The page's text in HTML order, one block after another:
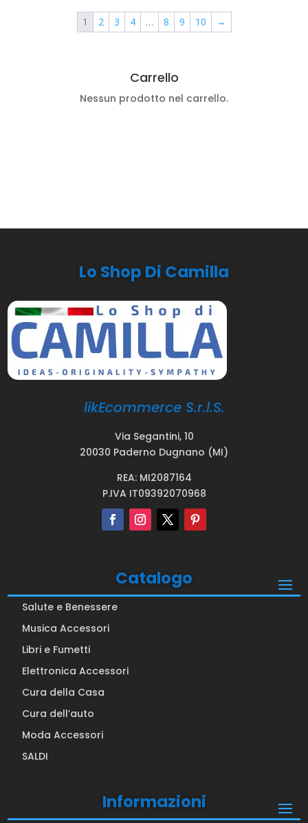
1 2 3 4 … 8 9 10 →
Carrello
Nessun prodotto nel carrello.
Lo Shop Di Camilla
likEcommerce S.r.l.S.
Via Segantini, 10
20030 Paderno Dugnano (MI)
REA: MI2087164
P.IVA IT09392070968
Catalogo
Salute e Benessere
Musica Accessori
Libri e Fumetti
Elettronica Accessori
Cura della Casa
Cura dell’auto
Moda Accessori
SALDI
Informazioni